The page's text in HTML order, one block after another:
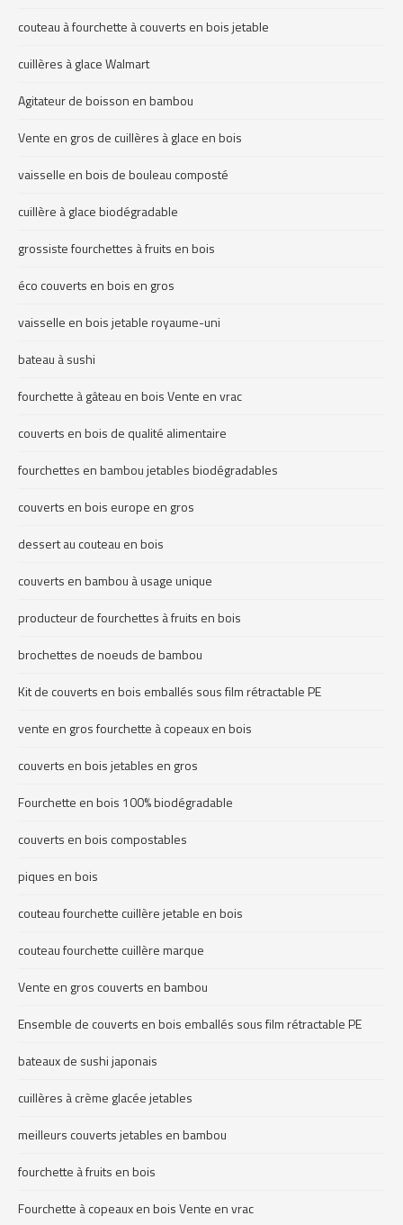
couteau à fourchette à couverts en bois jetable
cuillères à glace Walmart
Agitateur de boisson en bambou
Vente en gros de cuillères à glace en bois
vaisselle en bois de bouleau composté
cuillère à glace biodégradable
grossiste fourchettes à fruits en bois
éco couverts en bois en gros
vaisselle en bois jetable royaume-uni
bateau à sushi
fourchette à gâteau en bois Vente en vrac
couverts en bois de qualité alimentaire
fourchettes en bambou jetables biodégradables
couverts en bois europe en gros
dessert au couteau en bois
couverts en bambou à usage unique
producteur de fourchettes à fruits en bois
brochettes de noeuds de bambou
Kit de couverts en bois emballés sous film rétractable PE
vente en gros fourchette à copeaux en bois
couverts en bois jetables en gros
Fourchette en bois 100% biodégradable
couverts en bois compostables
piques en bois
couteau fourchette cuillère jetable en bois
couteau fourchette cuillère marque
Vente en gros couverts en bambou
Ensemble de couverts en bois emballés sous film rétractable PE
bateaux de sushi japonais
cuillères à crème glacée jetables
meilleurs couverts jetables en bambou
fourchette à fruits en bois
Fourchette à copeaux en bois Vente en vrac